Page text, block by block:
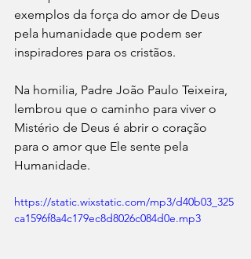
exemplos da força do amor de Deus
pela humanidade que podem ser
inspiradores para os cristãos.
Na homilia, Padre João Paulo Teixeira,
lembrou que o caminho para viver o
Mistério de Deus é abrir o coração
para o amor que Ele sente pela
Humanidade.
https://static.wixstatic.com/mp3/d40b03_325
ca1596f8a4c179ec8d8026c084d0e.mp3